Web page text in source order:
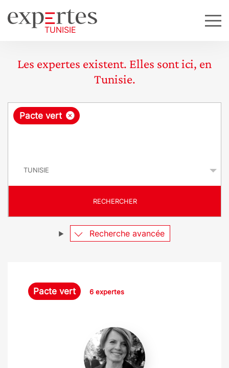
Les expertes existent. Elles sont ici, en
Tunisie.
R
ê
e
×
Pacte vert
RECHERCHER
Recherche avancée
Pacte vert 6 expertes
Marie-
Pierre
Blin
Franchomme